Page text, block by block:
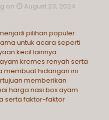
on August 23, 2024
pilihan populer
untuk acara seperti
kecil lainnya.
kremes renyah serta
hidangan ini
memberikan
harga nasi box ayam
serta faktor-faktor